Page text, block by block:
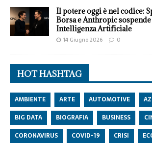
Il potere oggi è nel codice:
Borsa e Anthropic
Intelligenza Artificiale
14 Giugno 2026 0
HOT HASHTAG
AMBIENTE ARTE AUTOMOTIVE
BIG DATA
BIOGRAFIA BUSINESS
CORONAVIRUS
COVID-19 CRISI